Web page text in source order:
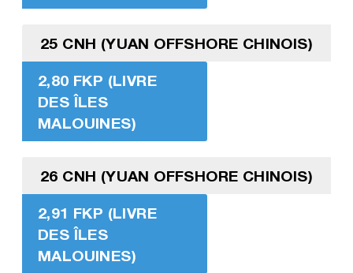
25 CNH (YUAN OFFSHORE CHINOIS)
2,80 FKP (LIVRE
DES ÎLES
MALOUINES)
26 CNH (YUAN OFFSHORE CHINOIS)
2,91 FKP (LIVRE
DES ÎLES
MALOUINES)